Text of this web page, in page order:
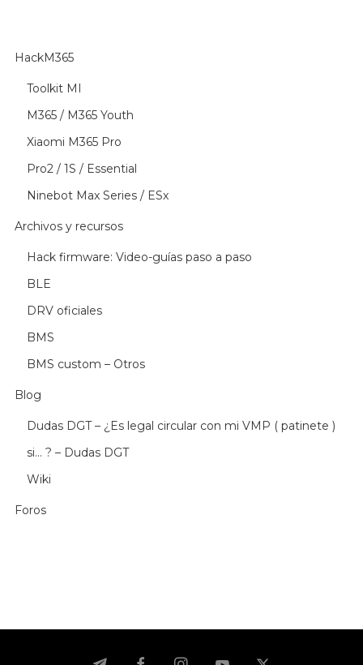
HackM365
Toolkit MI
M365 / M365 Youth
Xiaomi M365 Pro
Pro2 / 1S / Essential
Ninebot Max Series / ESx
Archivos y recursos
Hack firmware: Video-guías paso a paso
BLE
DRV oficiales
BMS
BMS custom – Otros
Blog
Dudas DGT – ¿Es legal circular con mi VMP ( patinete )
si… ? – Dudas DGT
Wiki
Foros